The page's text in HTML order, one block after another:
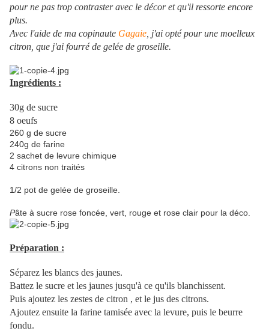
pour ne pas trop contraster avec le décor et qu'il ressorte encore
plus.
Avec l'aide de ma copinaute Gagaie , j'ai opté pour une moelleux
citron, que j'ai fourré de gelée de groseille.
Ingrédients :
30g de sucre
8 oeufs
260 g de sucre
240g de farine
2 sachet de levure chimique
4 citrons non traités
1/2 pot de gelée de groseille.
Pâte à sucre rose foncée, vert, rouge et rose clair pour la déco.
Préparation :
Séparez les blancs des jaunes.
Battez le sucre et les jaunes jusqu'à ce qu'ils blanchissent.
Puis ajoutez les zestes de citron , et le jus des citrons.
Ajoutez ensuite la farine tamisée avec la levure, puis le beurre
fondu.